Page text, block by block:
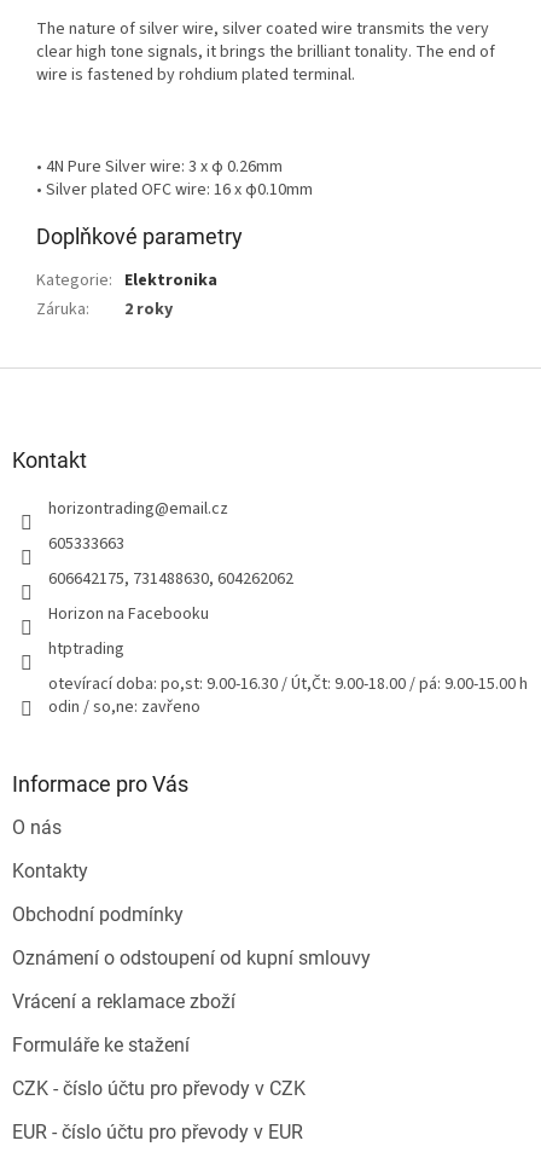
The nature of silver wire, silver coated wire transmits the very
clear high tone signals, it brings the brilliant tonality. The end of
wire is fastened by rohdium plated terminal.
• 4N Pure Silver wire: 3 x φ 0.26mm
• Silver plated OFC wire: 16 x φ0.10mm
Doplňkové parametry
Kategorie: Elektronika
Záruka: 2 roky
Kontakt
horizontrading@email.cz
605333663
606642175, 731488630, 604262062
Horizon na Facebooku
htptrading
otevírací doba: po,st: 9.00-16.30 / Út,Čt: 9.00-18.00 / pá: 9.00-15.00 h
odin / so,ne: zavřeno
Informace pro Vás
O nás
Kontakty
Obchodní podmínky
Oznámení o odstoupení od kupní smlouvy
Vrácení a reklamace zboží
Formuláře ke stažení
CZK - číslo účtu pro převody v CZK
EUR - číslo účtu pro převody v EUR